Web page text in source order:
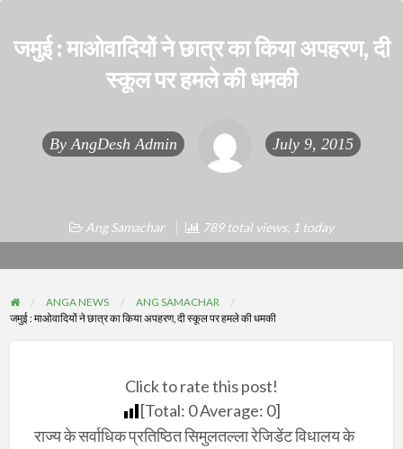
जमुई : माओवादियों ने छात्र का किया अपहरण, दी
स्कूल पर हमले की धमकी
By AngDesh Admin July 9, 2015
Ang Samachar 789 total views, 1 today
ANGA NEWS
ANG SAMACHAR
जमुई : माओवादियों ने छात्र का किया अपहरण, दी स्कूल पर हमले की धमकी
Click to rate this post!
[Total: 0Average: 0]
राज्य के सर्वाधिक प्रतिष्‍ठित सिमुलतल्ला रेजिडेंट विधालय के